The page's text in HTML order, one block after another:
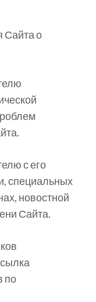
Сайта о
с его
специальных
новостной
Сайта.
по